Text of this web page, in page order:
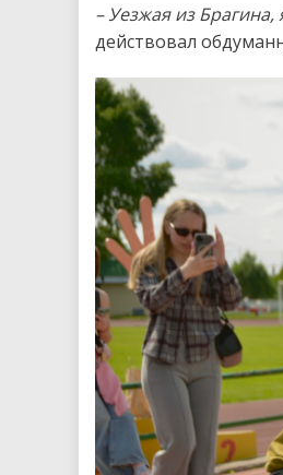
– Уезжая из Брагина,
действовал